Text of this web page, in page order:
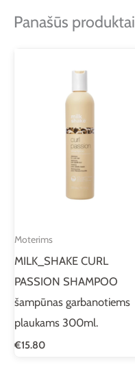
Panašūs produktai
Moterims
MILK_SHAKE CURL
PASSION SHAMPOO
šampūnas garbanotiems
plaukams 300ml.
€15.80